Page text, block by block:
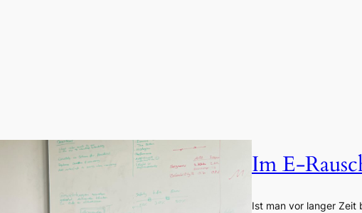
Im E-
Ist man vor langer Zeit